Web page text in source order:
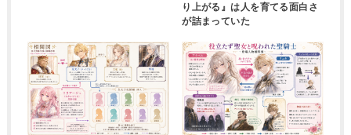
り上がる』は人を育てる面白さ
が詰まっていた